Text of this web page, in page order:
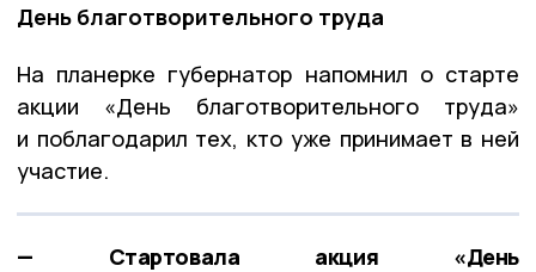
День благотворительного труда
На планерке губернатор напомнил о старте
акции «День благотворительного труда»
и поблагодарил тех, кто уже принимает в ней
участие.
— Стартовала акция «День